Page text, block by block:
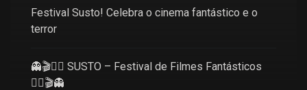
Festival Susto! Celebra o cinema fantástico e o
terror
👻🎬🧜‍♀️ SUSTO – Festival de Filmes Fantásticos
🧜‍♀️🎬👻